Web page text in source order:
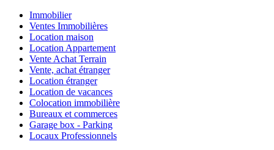
Immobilier
Ventes Immobilières
Location maison
Location Appartement
Vente Achat Terrain
Vente, achat étranger
Location étranger
Location de vacances
Colocation immobilière
Bureaux et commerces
Garage box - Parking
Locaux Professionnels